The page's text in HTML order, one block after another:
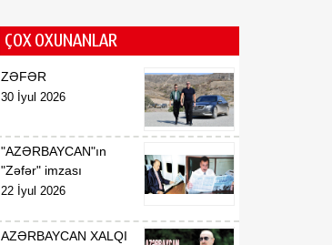
ÇOX OXUNANLAR
ZƏFƏR
30 İyul 2026
"AZƏRBAYCAN"ın
"Zəfər" imzası
22 İyul 2026
AZƏRBAYCAN XALQI